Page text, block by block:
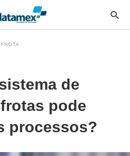
de
pode
processos?